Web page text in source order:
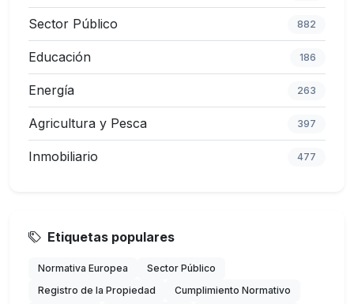
Sector Público 882
Educación 186
Energía 263
Agricultura y Pesca 397
Inmobiliario 477
Etiquetas populares
Normativa Europea
Sector Público
Registro de la Propiedad
Cumplimiento Normativo